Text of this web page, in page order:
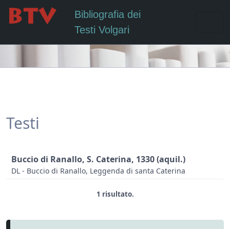
Bibliografia dei
Testi Volgari
Testi
Buccio di Ranallo, S. Caterina, 1330 (aquil.)
DL - Buccio di Ranallo, Leggenda di santa Caterina
1 risultato.